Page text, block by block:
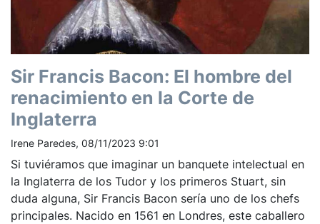
Sir Francis Bacon: El hombre del
renacimiento en la Corte de
Inglaterra
Irene Paredes, 08/11/2023 9:01
Si tuviéramos que imaginar un banquete intelectual en
la Inglaterra de los Tudor y los primeros Stuart, sin
duda alguna, Sir Francis Bacon sería uno de los chefs
principales. Nacido en 1561 en Londres, este caballero